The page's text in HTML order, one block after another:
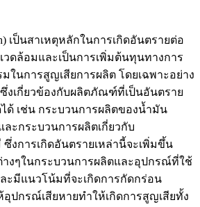
เป็นสาเหตุหลักในการเกิดอันตรายต่อ
ดล้อมและเป็นการเพิ่มต้นทุนทางการ
ในการสูญเสียการผลิต โดยเฉพาะอย่าง
งเกี่ยวข้องกับผลิตภัณฑ์ที่เป็นอันตราย
ได้ เช่น กระบวนการผลิตของน้ำมัน
ะกระบวนการผลิตเกี่ยวกับ
งการเกิดอันตรายเหล่านี้จะเพิ่มขึ้น
างๆในกระบวนการผลิตและอุปกรณ์ที่ใช้
ะมีแนวโน้มที่จะเกิดการกัดกร่อน
อุปกรณ์เสียหายทำให้เกิดการสูญเสียทั้ง